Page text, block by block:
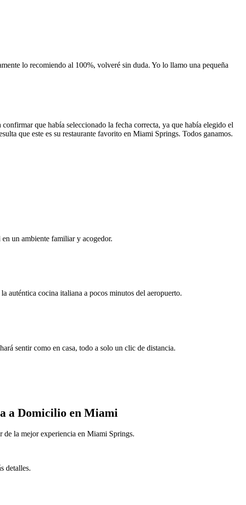
lo recomiendo al 100%, volveré sin duda. Yo lo llamo una pequeña
que había seleccionado la fecha correcta, ya que había elegido el
que este es su restaurante favorito en Miami Springs. Todos ganamos.
en un ambiente familiar y acogedor.
auténtica cocina italiana a pocos minutos del aeropuerto.
sentir como en casa, todo a solo un clic de distancia.
a Domicilio en Miami
de la mejor experiencia en Miami Springs.
detalles.